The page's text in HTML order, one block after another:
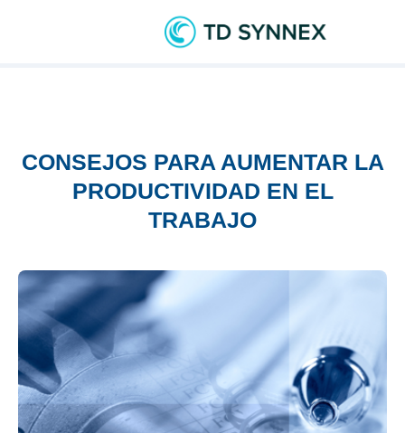
CONSEJOS PARA AUMENTAR LA
PRODUCTIVIDAD EN EL
TRABAJO